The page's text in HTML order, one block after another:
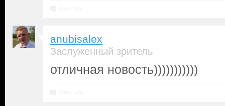
anubisalex
Заслуженный зритель
отличная новость)))))))))))